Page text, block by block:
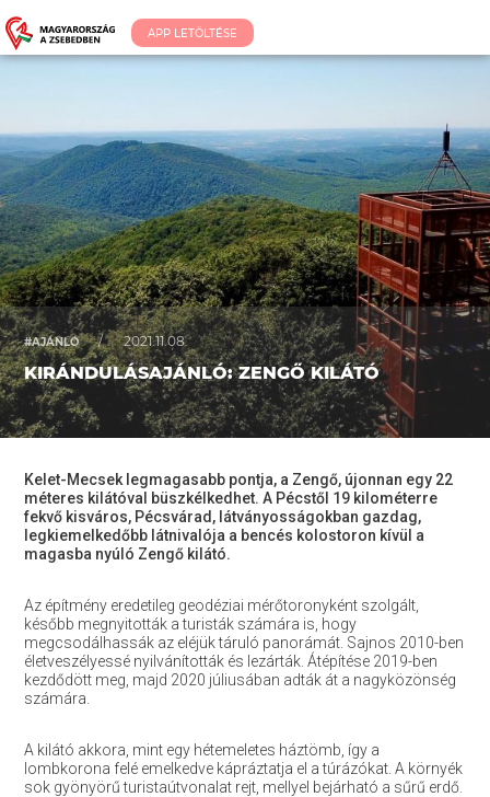
APP LETÖLTÉSE
#AJÁNLÓ / 2021.11.08.
KIRÁNDULÁSAJÁNLÓ: ZENGŐ KILÁTÓ
Kelet-Mecsek legmagasabb pontja, a Zengő, újonnan egy 22
méteres kilátóval büszkélkedhet. A Pécstől 19 kilométerre
fekvő kisváros, Pécsvárad, látványosságokban gazdag,
legkiemelkedőbb látnivalója a bencés kolostoron kívül a
magasba nyúló Zengő kilátó.
Az építmény eredetileg geodéziai mérőtoronyként szolgált,
később megnyitották a turisták számára is, hogy
megcsodálhassák az eléjük táruló panorámát. Sajnos 2010-ben
életveszélyessé nyilvánították és lezárták. Átépítése 2019-ben
kezdődött meg, majd 2020 júliusában adták át a nagyközönség
számára.
A kilátó akkora, mint egy hétemeletes háztömb, így a
lombkorona felé emelkedve kápráztatja el a túrázókat. A környék
sok gyönyörű turistaútvonalat rejt, mellyel bejárható a sűrű erdő.